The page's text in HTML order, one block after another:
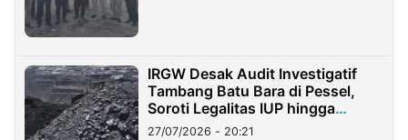
IRGW Desak Audit Investigatif
Tambang Batu Bara di Pessel,
Soroti Legalitas IUP hingga
Stockpile
27/07/2026 - 20:21